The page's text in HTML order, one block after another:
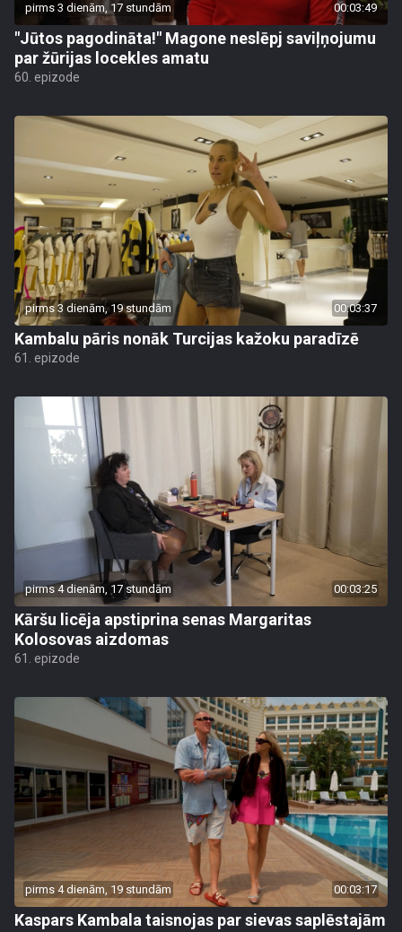
pirms 3 dienām, 17 stundām 00:03:49
"Jūtos pagodināta!" Magone neslēpj saviļņojumu
par žūrijas locekles amatu
60. epizode
pirms 3 dienām, 19 stundām 00:03:37
Kambalu pāris nonāk Turcijas kažoku paradīzē
61. epizode
pirms 4 dienām, 17 stundām 00:03:25
Kāršu licēja apstiprina senas Margaritas
Kolosovas aizdomas
61. epizode
pirms 4 dienām, 19 stundām 00:03:17
Kaspars Kambala taisnojas par sievas saplēstajām